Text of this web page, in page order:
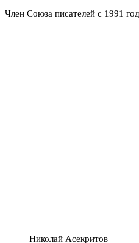
Член Союза писателей с 1991
Николай Асекритов